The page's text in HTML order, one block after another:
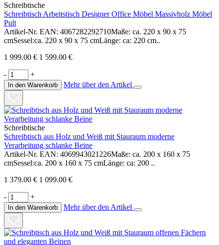
Schreibtische
Schreibtisch Arbeitstisch Designer Office Möbel Massivholz Möbel
Pult
Artikel-Nr. EAN: 4067282292710Maße: ca. 220 x 90 x 75
cmSessel:ca. 220 x 90 x 75 cmLänge: ca: 220 cm..
1 999.00 € 1 599.00 €
- +
In den Warenkorb Mehr über den Artikel
Schreibtische
Schreibtisch aus Holz und Weiß mit Stauraum moderne
Verarbeitung schlanke Beine
Artikel-Nr. EAN: 4069943021226Maße: ca. 200 x 160 x 75
cmSessel:ca. 200 x 160 x 75 cmLänge: ca: 200 ..
1 379.00 € 1 099.00 €
- +
In den Warenkorb Mehr über den Artikel